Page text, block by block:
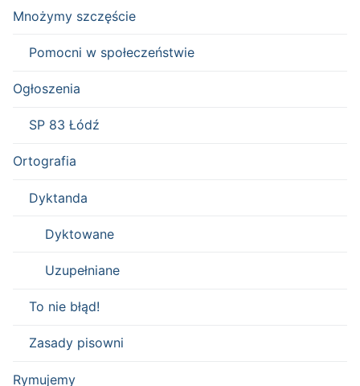
Mnożymy szczęście
Pomocni w społeczeństwie
Ogłoszenia
SP 83 Łódź
Ortografia
Dyktanda
Dyktowane
Uzupełniane
To nie błąd!
Zasady pisowni
Rymujemy